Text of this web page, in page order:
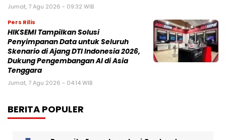
Jumat, 7 Agu 2026 - 09:32 WIB
Pers Rilis
HIKSEMI Tampilkan Solusi
Penyimpanan Data untuk Seluruh
Skenario di Ajang DTI Indonesia 2026,
Dukung Pengembangan AI di Asia
Tenggara
Jumat, 7 Agu 2026 - 04:14 WIB
BERITA POPULER